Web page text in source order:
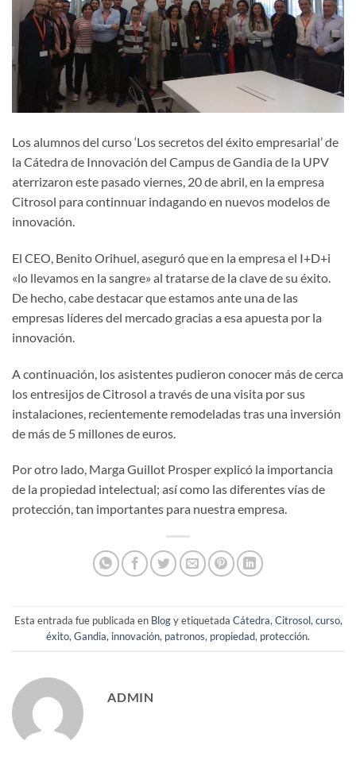
Los alumnos del curso ‘Los secretos del éxito empresarial’ de
la Cátedra de Innovación del Campus de Gandia de la UPV
aterrizaron este pasado viernes, 20 de abril, en la empresa
Citrosol para continnuar indagando en nuevos modelos de
innovación.
El CEO, Benito Orihuel, aseguró que en la empresa el I+D+i
«lo llevamos en la sangre» al tratarse de la clave de su éxito.
De hecho, cabe destacar que estamos ante una de las
empresas líderes del mercado gracias a esa apuesta por la
innovación.
A continuación, los asistentes pudieron conocer más de cerca
los entresijos de Citrosol a través de una visita por sus
instalaciones, recientemente remodeladas tras una inversión
de más de 5 millones de euros.
Por otro lado, Marga Guillot Prosper explicó la importancia
de la propiedad intelectual; así como las diferentes vías de
protección, tan importantes para nuestra empresa.
Esta entrada fue publicada en Blogy etiquetada Cátedra, Citrosol, curso,
éxito, Gandia, innovación, patronos, propiedad, protección.
ADMIN